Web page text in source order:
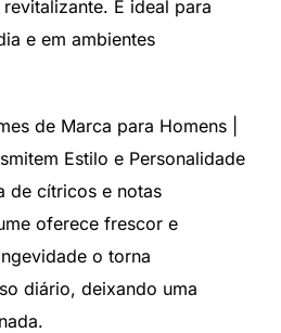
É ideal para
e em ambientes
de cítricos e notas
oferece frescor e
o torna
diário, deixando uma